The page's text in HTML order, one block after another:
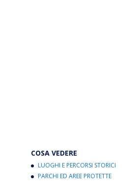
COSA VEDERE
LUOGHI E PERCORSI STORICI
PARCHI ED AREE PROTETTE